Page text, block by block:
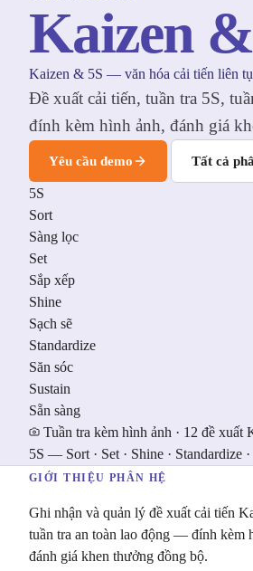
Kaizen
Kaizen & 5S — văn hóa cải tiến liên
Đề xuất cải tiến, tuần tra 5S,
đính kèm hình ảnh, đánh giá
Yêu cầu demo Tất cả
5S
Sort
Sàng lọc
Set
Sắp xếp
Shine
Sạch sẽ
Standardize
Săn sóc
Sustain
Sẵn sàng
Tuần tra kèm hình ảnh · 12 đề xuất
5S — Sort · Set · Shine · Standardize
GIỚI THIỆU PHÂN HỆ
Ghi nhận và quản lý đề xuất cải tiến
tuần tra an toàn lao động — đính kèm
đánh giá khen thưởng đồng bộ.